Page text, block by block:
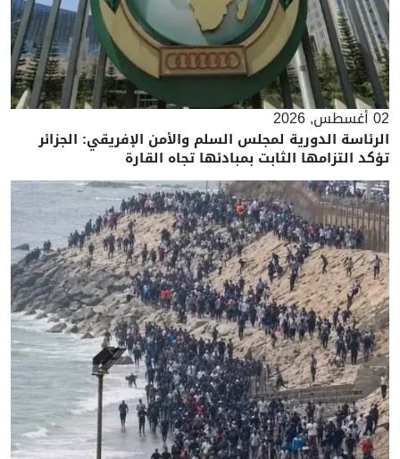
02 أغسطس, 2026
الرئاسة الدورية لمجلس السلم والأمن الإفريقي: الجزائر
تؤكد التزامها الثابت بمبادئها تجاه القارة